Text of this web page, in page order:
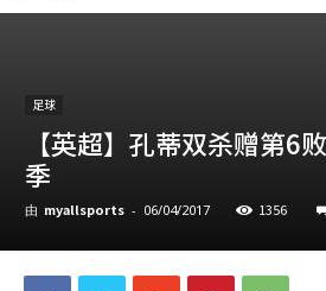
足球
【英超】孔蒂双杀赠第6
季
由 myallsports - 06/04/2017 1356